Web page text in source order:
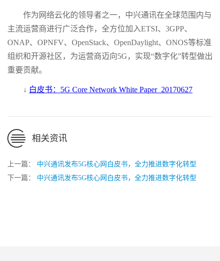
作为网络云化的领导者之一，中兴通讯在全球范围内与
主流运营商进行广泛合作，全方位加入ETSI、3GPP、
ONAP、OPNFV、OpenStack、OpenDaylight、ONOS等标准
组织和开源社区，为运营商迈向5G，实现“数字化”转型做出
重要贡献。
↓ 白皮书：5G Core Network White Paper_20170627
相关资讯
上一篇： 中兴通讯发布5G核心网白皮书，全力推进数字化转型
下一篇： 中兴通讯发布5G核心网白皮书，全力推进数字化转型